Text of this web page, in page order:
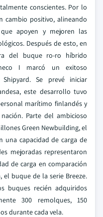
conscientes. Por lo
cambio positivo, alineando
apoyen y mejoren las
Después de esto, en
del buque ro-ro híbrido
I marcó un exitoso
Se prevé iniciar
este desarrollo tuvo
marítimo finlandés y
Parte del ambicioso
Green Newbuilding, el
una capacidad de carga de
mejoradas representaron
de carga en comparación
buque de la serie Breeze.
buques recién adquiridos
300 remolques, 150
durante cada vela.